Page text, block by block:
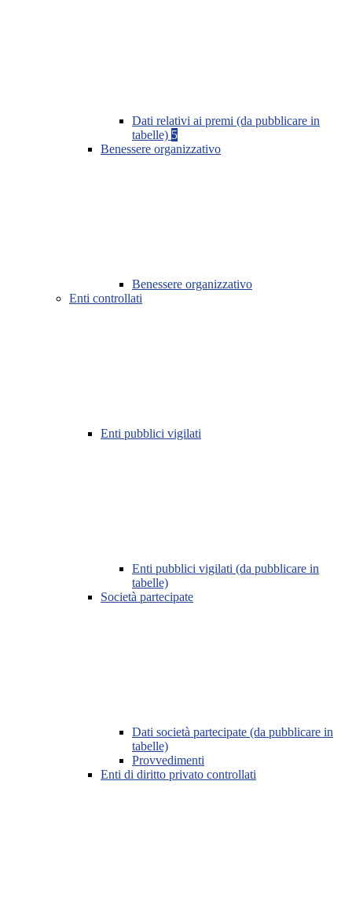
Dati relativi ai premi (da pubblicare in
tabelle) 5
Benessere organizzativo
Benessere organizzativo
Enti controllati
Enti pubblici vigilati
Enti pubblici vigilati (da pubblicare in
tabelle)
Società partecipate
Dati società partecipate (da pubblicare in
tabelle)
Provvedimenti
Enti di diritto privato controllati